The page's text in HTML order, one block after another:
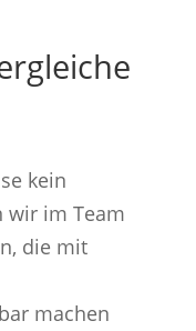
kein
wir im Team
die mit
machen